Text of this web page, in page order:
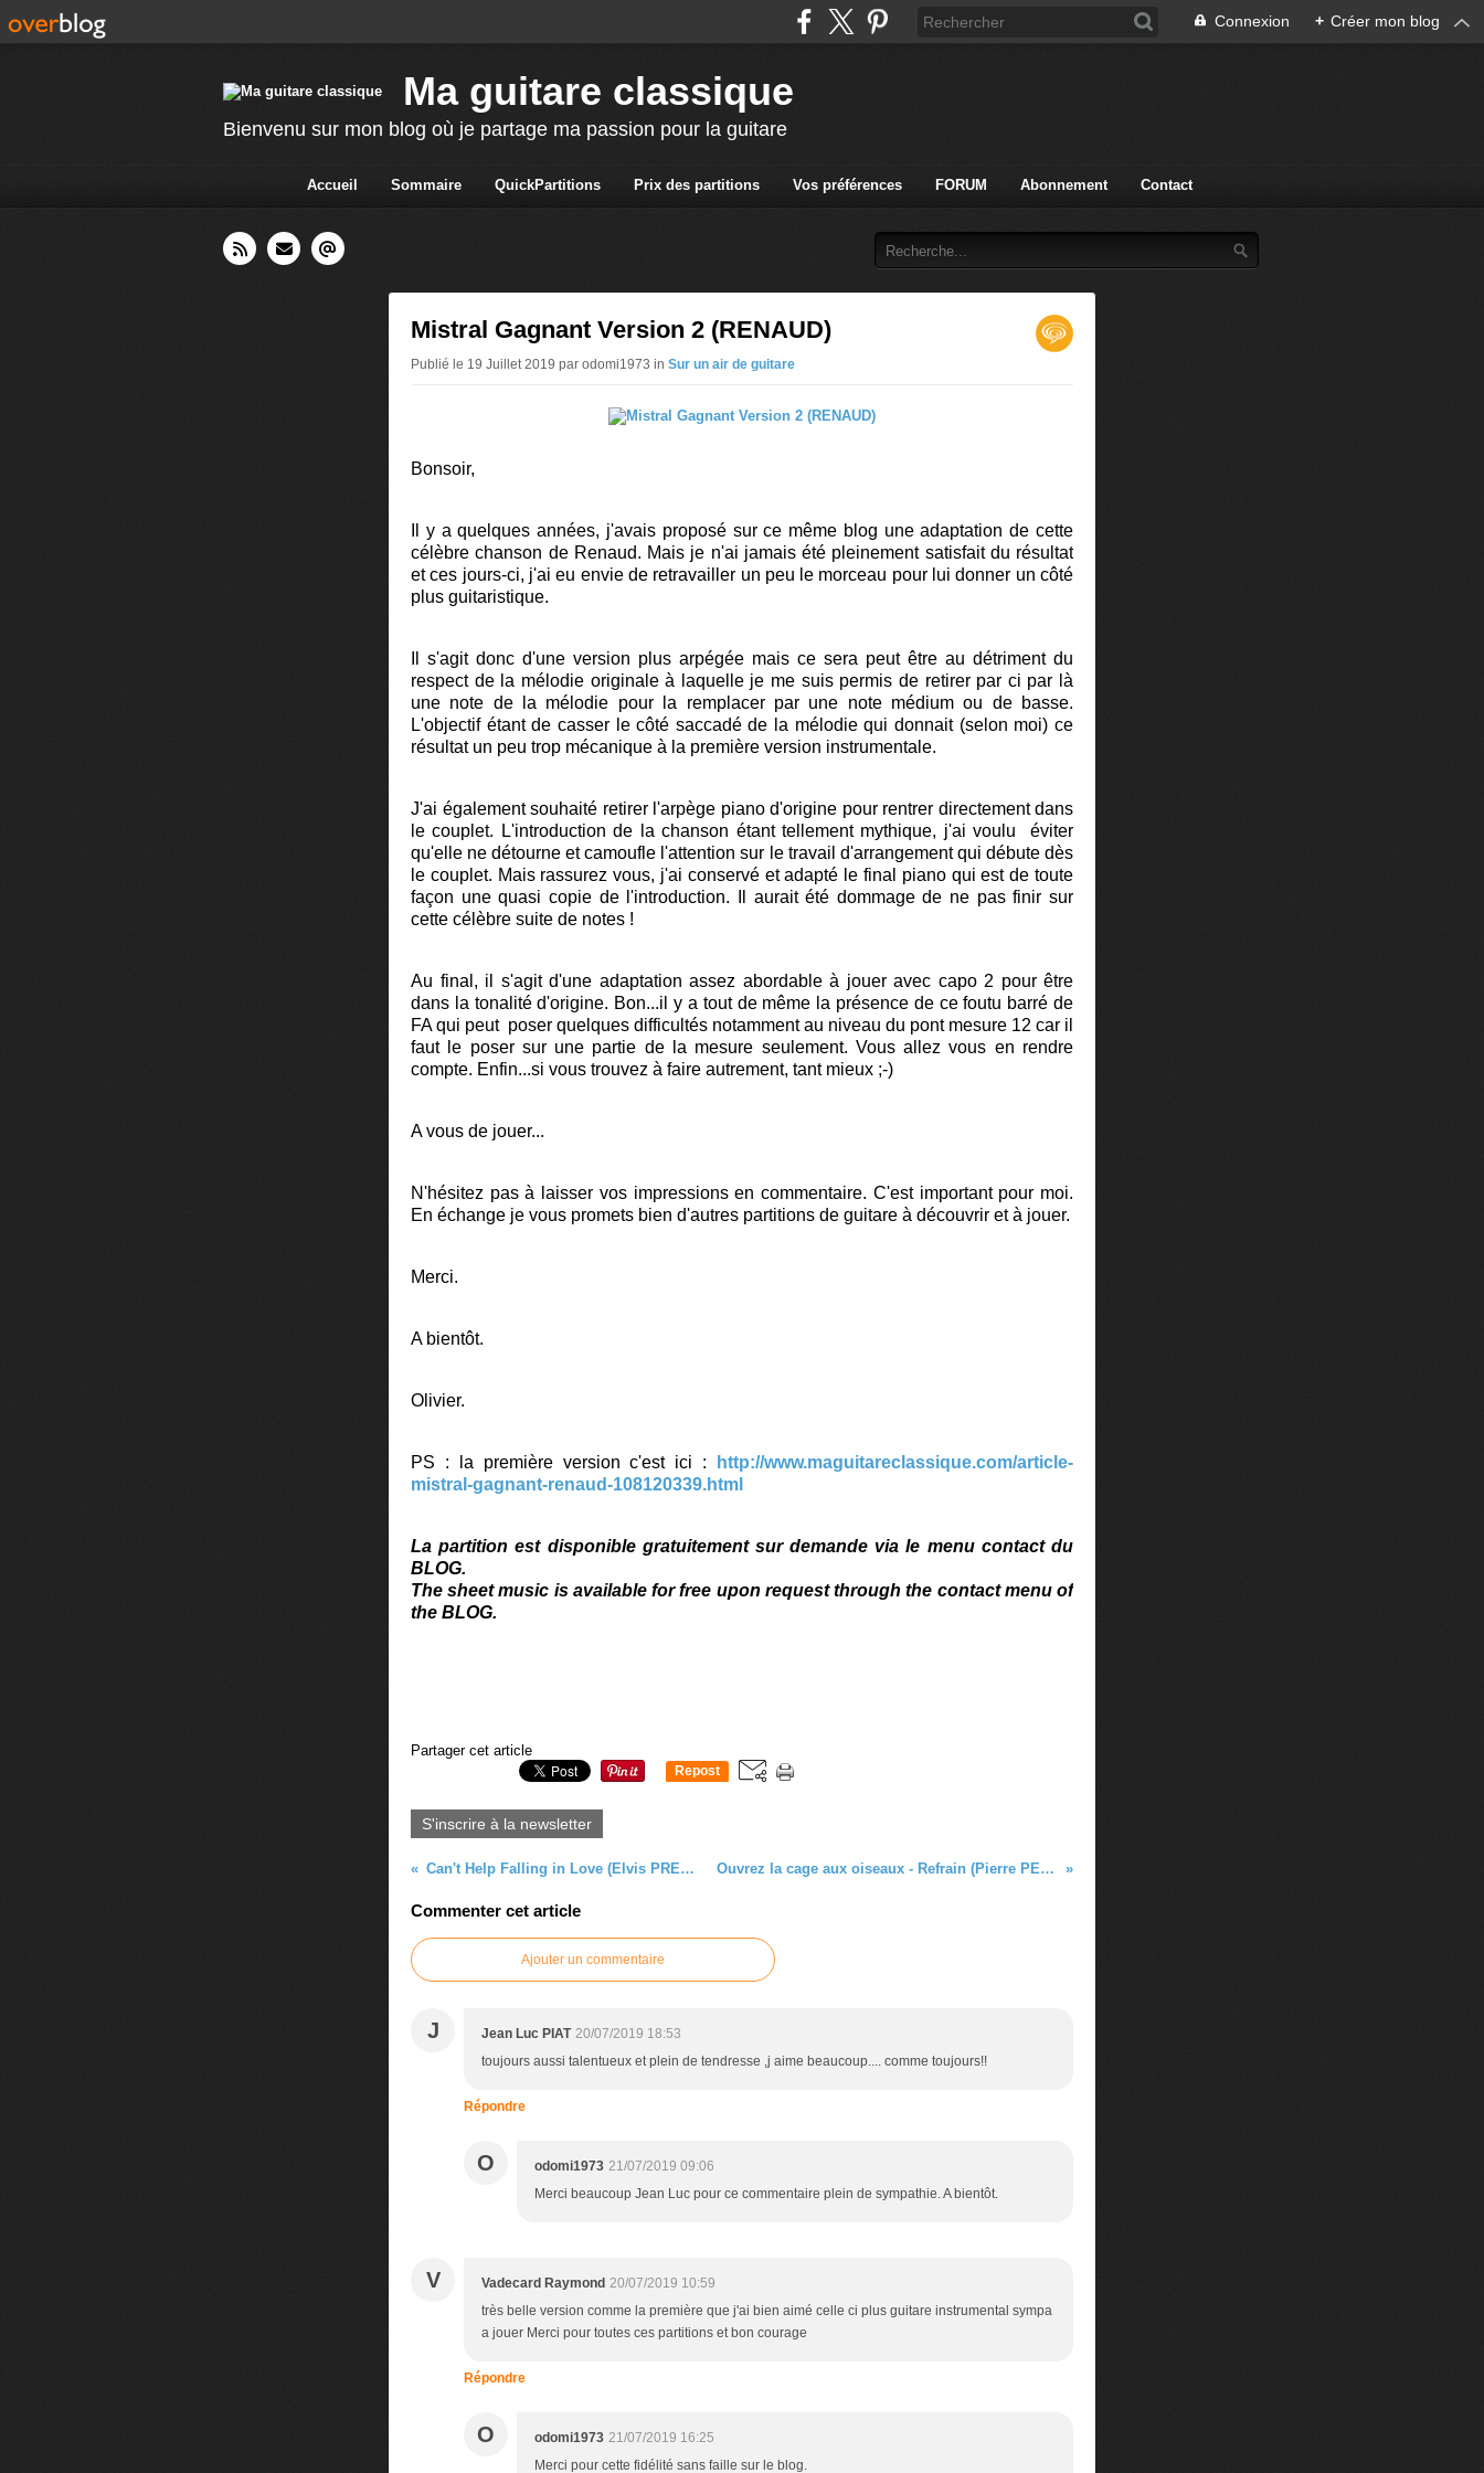
Connexion + Créer mon blog
Ma guitare classique
Bienvenu sur mon blog où je partage ma passion pour la guitare
Accueil Sommaire QuickPartitions Prix des partitions Vos préférences FORUM Abonnement Contact
Mistral Gagnant Version 2 (RENAUD)
Publié le 19 Juillet 2019 par odomi1973 in Sur un air de guitare
Bonsoir,
Il y a quelques années, j'avais proposé sur ce même blog une adaptation de cette
célèbre chanson de Renaud. Mais je n'ai jamais été pleinement satisfait du résultat
et ces jours-ci, j'ai eu envie de retravailler un peu le morceau pour lui donner un côté
plus guitaristique.
Il s'agit donc d'une version plus arpégée mais ce sera peut être au détriment du
respect de la mélodie originale à laquelle je me suis permis de retirer par ci par là
une note de la mélodie pour la remplacer par une note médium ou de basse.
L'objectif étant de casser le côté saccadé de la mélodie qui donnait (selon moi) ce
résultat un peu trop mécanique à la première version instrumentale.
J'ai égalementsouhaité retirer l'arpège piano d'origine pour rentrer directement dans
le couplet. L'introduction de la chanson étant tellement mythique, j'ai voulu éviter
qu'elle ne détourne et camoufle l'attention sur le travail d'arrangement qui débute dès
le couplet. Mais rassurez vous, j'ai conservé et adapté le final piano qui est de toute
façon une quasi copie de l'introduction. Il aurait été dommage de ne pas finir sur
cette célèbre suite de notes !
Au final, il s'agit d'une adaptation assez abordable à jouer avec capo 2 pour être
dans la tonalité d'origine. Bon...il y a tout de même la présence de ce foutu barré de
FA qui peut poser quelques difficultés notamment au niveau du pont mesure 12 car il
faut le poser sur une partie de la mesure seulement. Vous allez vous en rendre
compte. Enfin...si vous trouvez à faire autrement, tant mieux ;-)
A vous de jouer...
N'hésitez pas à laisser vos impressions en commentaire. C'est important pour moi.
En échange je vous promets bien d'autres partitions de guitare à découvrir et à jouer.
Merci.
A bientôt.
Olivier.
PS : la première version c'est ici :
http://www.maguitareclassique.com/article-
mistral-gagnant-renaud-108120339.html
La partition est disponible gratuitement sur demande via le menu contact du
BLOG.
The sheet music is available for free upon request through the contact menu of
the BLOG.
Partager cet article
Repost
S'inscrire à la newsletter
Can't Help Falling in Love (Elvis PRESLEY) Ouvrez la cage aux oiseaux - Refrain (Pierre PERRET)
Commenter cet article
Ajouter un commentaire
J Jean Luc PIAT 20/07/2019 18:53
toujours aussi talentueux et plein de tendresse ,j aime beaucoup.... comme toujours!!
Répondre
O odomi1973 21/07/2019 09:06
Merci beaucoup Jean Luc pour ce commentaire plein de sympathie. A bientôt.
V Vadecard Raymond 20/07/2019 10:59
très belle version comme la première que j'ai bien aimé celle ci plus guitare instrumental sympa
a jouer Merci pour toutes ces partitions et bon courage
Répondre
O odomi1973 21/07/2019 16:25
Merci pour cette fidélité sans faille sur le blog.